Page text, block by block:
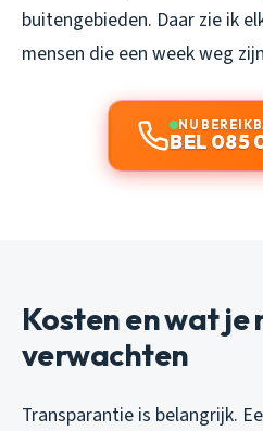
buitengebieden. Daar zie ik
mensen die een week weg
NU
BEL 085
Kosten en wat je
verwachten
Transparantie is belangrijk.